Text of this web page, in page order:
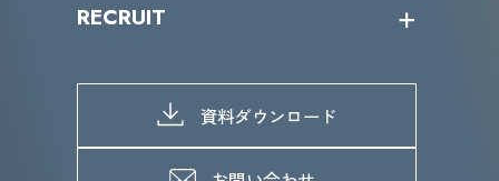
IRライブラリー
よくあるご質問
当グループのマテリアリティ
SDGs推進体制
D&Iの取り組み
RECRUIT
募集職種一覧
メッセージ
メンバーインタビュー
資料ダウンロード